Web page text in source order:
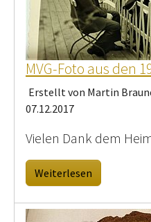
MVG-Foto aus den
Erstellt von Martin
07.12.2017
Vielen Dank dem
Weiterlesen